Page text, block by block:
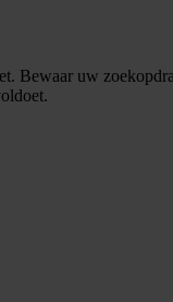
Bewaar uw